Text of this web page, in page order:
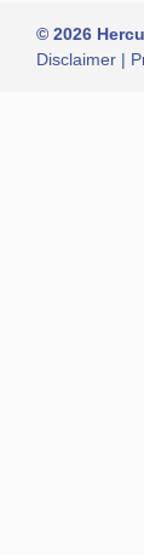
© 2026
Disclaimer |